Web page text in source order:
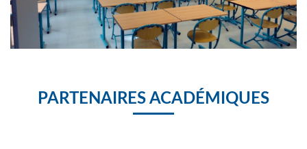
PARTENAIRES ACADÉMIQUES